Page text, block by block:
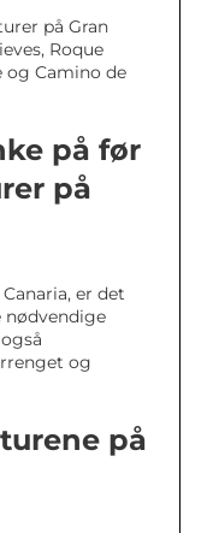
på Gran
Roque
og Camino de
på før
på
er det
og
på